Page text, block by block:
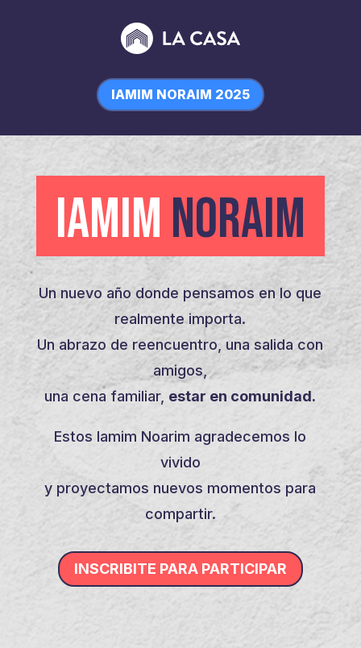
IAMIM NORAIM 2025
IAMIM NORAIM
Un nuevo año donde pensamos en lo que
realmente importa.
Un abrazo de reencuentro, una salida con
amigos,
una cena familiar, estar en comunidad.
Estos Iamim Noarim agradecemos lo
vivido
y proyectamos nuevos momentos para
compartir.
INSCRIBITE PARA PARTICIPAR